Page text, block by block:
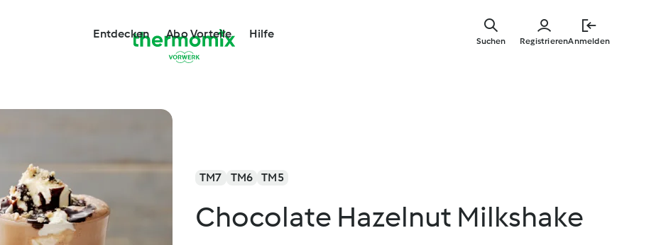
springen
Entdecken Abo Vorteile Hilfe
RegistrierenAnmelden
Suchen
TM7 TM6 TM5
Chocolate Hazelnut Milkshake